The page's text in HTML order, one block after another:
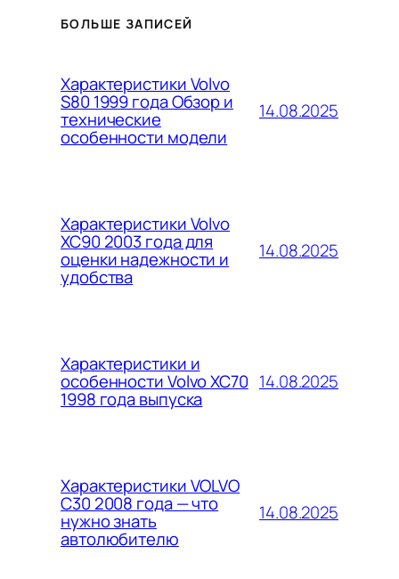
БОЛЬШЕ ЗАПИСЕЙ
Характеристики Volvo
S80 1999 года Обзор и
технические
особенности модели
14.08.2025
Характеристики Volvo
XC90 2003 года для
оценки надежности и
удобства
14.08.2025
Характеристики и
особенности Volvo XC70
1998 года выпуска
14.08.2025
Характеристики VOLVO
C30 2008 года — что
нужно знать
автолюбителю
14.08.2025